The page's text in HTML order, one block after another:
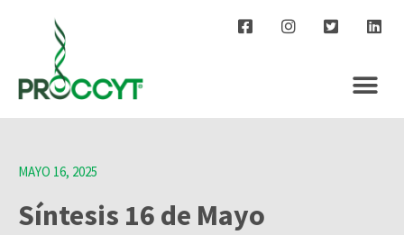
MAYO 16, 2025
Síntesis 16 de Mayo